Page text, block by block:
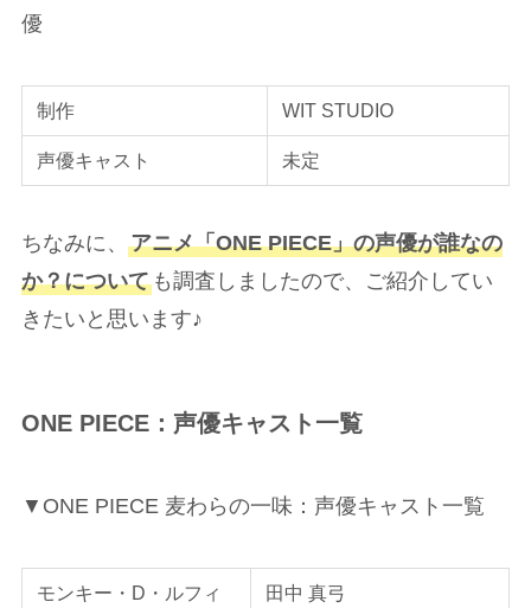
優
制作 WIT STUDIO
声優キャスト 未定
ちなみに、 アニメ「ONE PIECE」の声優が誰なの
か？についても調査しましたので、ご紹介してい
きたいと思います♪
ONE PIECE：声優キャスト一覧
▼ONE PIECE 麦わらの一味：声優キャスト一覧
モンキー・D・ルフィ 田中 真弓